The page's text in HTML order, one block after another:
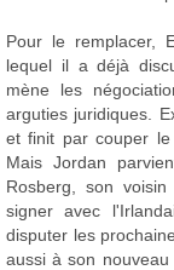
Pour le remplacer,
lequel il a déjà
mène les
arguties juridiques.
et finit par couper le
Mais Jordan
Rosberg, son
signer avec
disputer les
aussi à son